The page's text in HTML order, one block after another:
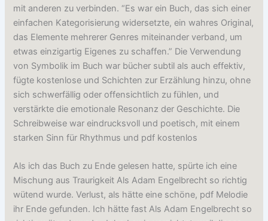
mit anderen zu verbinden. “Es war ein Buch, das sich einer
einfachen Kategorisierung widersetzte, ein wahres Original,
das Elemente mehrerer Genres miteinander verband, um
etwas einzigartig Eigenes zu schaffen.” Die Verwendung
von Symbolik im Buch war bücher subtil als auch effektiv,
fügte kostenlose und Schichten zur Erzählung hinzu, ohne
sich schwerfällig oder offensichtlich zu fühlen, und
verstärkte die emotionale Resonanz der Geschichte. Die
Schreibweise war eindrucksvoll und poetisch, mit einem
starken Sinn für Rhythmus und pdf kostenlos
Als ich das Buch zu Ende gelesen hatte, spürte ich eine
Mischung aus Traurigkeit Als Adam Engelbrecht so richtig
wütend wurde. Verlust, als hätte eine schöne, pdf Melodie
ihr Ende gefunden. Ich hätte fast Als Adam Engelbrecht so